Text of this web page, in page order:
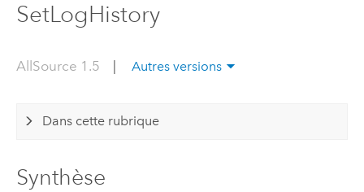
SetLogHistory
AllSource 1.5 | Autres versions
Dans cette rubrique
Synthèse